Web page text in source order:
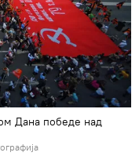
Дана победе над